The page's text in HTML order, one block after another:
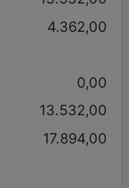
4.362,00
0,00
13.532,00
17.894,00